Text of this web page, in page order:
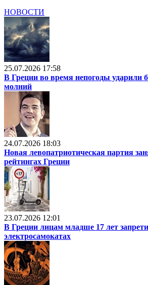
НОВОСТИ
25.07.2026 17:58
В Греции во время непогоды ударили
молний
24.07.2026 18:03
Новая левопатриотическая партия
рейтингах Греции
23.07.2026 12:01
В Греции лицам младше 17 лет
электросамокатах